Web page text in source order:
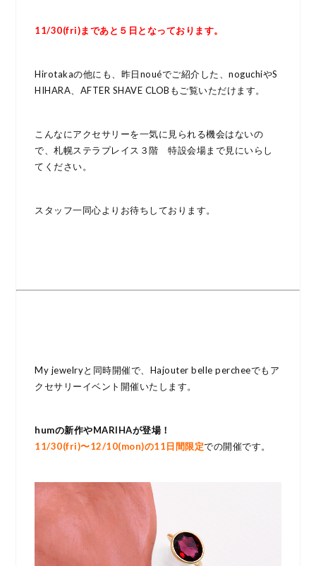
11/30(fri)まであと５日となっております。
Hirotakaの他にも、昨日nouéでご紹介した、noguchiやS
HIHARA、AFTER SHAVE CLOBもご覧いただけます。
こんなにアクセサリーを一気に見られる機会はないの
で、札幌ステラプレイス３階 特設会場まで見にいらし
てください。
スタッフ一同心よりお待ちしております。
My jewelryと同時開催で、Hajouter belle percheeでもア
クセサリーイベント開催いたします。
humの新作やMARIHAが登場！
11/30(fri)〜12/10(mon)の11日間限定での開催です。